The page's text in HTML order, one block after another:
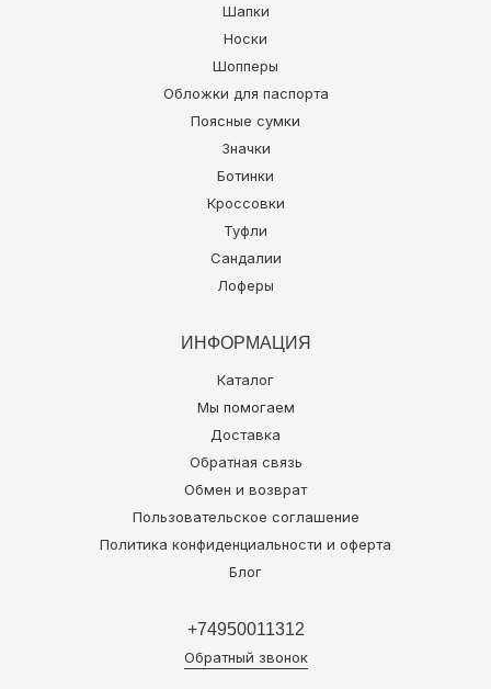
Шапки
Носки
Шопперы
Обложки для паспорта
Поясные сумки
Значки
Ботинки
Кроссовки
Туфли
Сандалии
Лоферы
ИНФОРМАЦИЯ
Каталог
Мы помогаем
Доставка
Обратная связь
Обмен и возврат
Пользовательское соглашение
Политика конфиденциальности и оферта
Блог
+74950011312
Обратный звонок